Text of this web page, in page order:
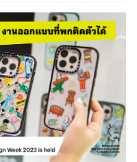
บพื้นที่ส่วนตัวของผู้อาศัยใน
ไม่ทิ้งขยะไว้ให้หมองใจกัน
นตัวของเจ้าบ้าน5. เปิดใจ
มีความหลากหลายทั้งเชื้อ
โอกาสดีที่เราจะได้แลก
ใกล้ๆ ศาสนสถาน​ก็อยาก
ย เพื่อเป็นการให้เกียรติ
พฯ 2566 (Bangkok
าพและวิดีโอตลอดเท
บียนซึ่งอาจเป็นข้อมูลส่วน
ใช้ประมวลผลและเปิดเผย
บ และผู้เชี่ยวชาญที่พร้อม
“ขยะ” และของไร้มูลค่า
ไม่รู้จบในอนาคต เมืองที่ดี
จได้เพียงลำพัง แต่เป็นการ
ยนแปลงระยะยาว การร่วม
ง นำมาสู่การก่อให้เกิด
สำคัญที่ช่วยผลักดันให้เมือง
คนได้จริง และไม่ใช่เมืองที่
ารถหาไอเดียสร้างสรรค์
ม และธุรกิจในภาพรวมได้
Design Week 2023 จึง
แตกต่างก็สามารถอยู่ร่วม
นับสนุนซึ่งกันและกัน
วมมือร่วมใจของผู้คนจากที่
มาร่วมกันยกระดับสังคมไป
งยั่งยืน ตลอดระยะเวลาที่
ศูนย์การค้า ที่พักอาศัย
พัฒนาให้ความสำคัญและมุ่ง
ตอบโจทย์ให้กับทุกคนได้ ทั้ง
ะเทศไทย เป็นการออกแบบ
นคนปกติ ผู้สูงวัย หรือผู้
เน้นการออกแบบเพื่อให้ทุก
Garden ร่วมกับ
งระดับโลกผู้อยู่เบื้องหลัง
โดยถ่ายทอดเอกลักษณ์
ศิลปะสไตล์โมเดิร์นวินเทจ
นโบราณ เนรมิตพื้นที่ร้านฮง
กลายเป็นดินแดนสมุนไพร
กิเลน ดอกโบตั๋น และ
ได้สัมผัส ซึ่งงานนี้เป็นการ
งครบวงจร โดยมีการเผย
ซน์บรรจุภัณฑ์ใหม่ของตรา
โบตัน, ยากฤษณากลั่น,